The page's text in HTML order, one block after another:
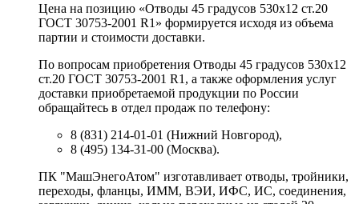
Цена на позицию «Отводы 45 градусов 530х12 ст.20
ГОСТ 30753-2001 R1» формируется исходя из объема
партии и стоимости доставки.
По вопросам приобретения Отводы 45 градусов 530х12
ст.20 ГОСТ 30753-2001 R1, а также оформления услуг
доставки приобретаемой продукции по России
обращайтесь в отдел продаж по телефону:
8 (831) 214-01-01 (Нижний Новгород),
8 (495) 134-31-00 (Москва).
ПК "МашЭнегоАтом" изготавливает отводы, тройники,
переходы, фланцы, ИММ, ВЭИ, ИФС, ИС, соединения,